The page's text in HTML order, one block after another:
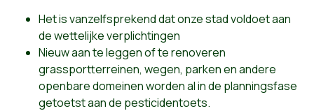
Het is vanzelfsprekend dat onze stad voldoet aan
de wettelijke verplichtingen
Nieuw aan te leggen of te renoveren
grassportterreinen, wegen, parken en andere
openbare domeinen worden al in de planningsfase
getoetst aan de pesticidentoets.